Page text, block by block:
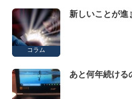
コラム
新しいことが進
あと何年続ける